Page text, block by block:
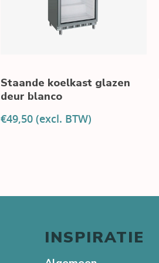
Staande koelkast glazen
deur blanco
€49,50 (excl. BTW)
INSPIRATIE